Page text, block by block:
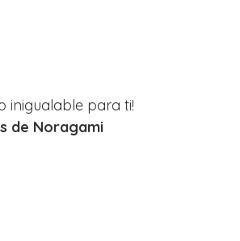
inigualable para ti!
de Noragami